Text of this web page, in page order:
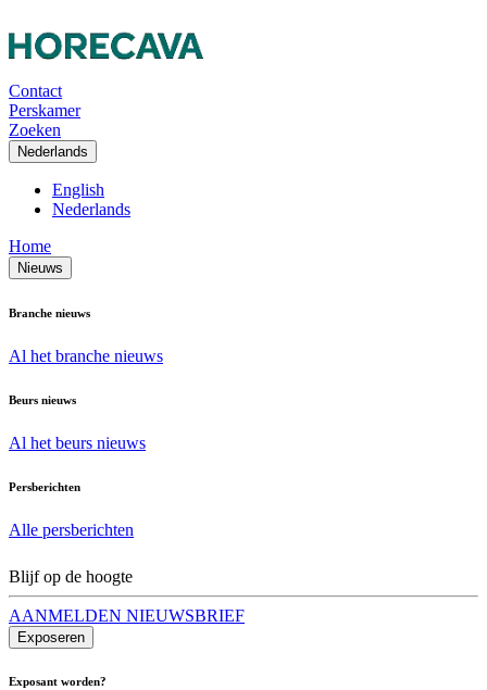
Contact
Perskamer
Zoeken
Nederlands
English
Nederlands
Home
Nieuws
Branche nieuws
Al het branche nieuws
Beurs nieuws
Al het beurs nieuws
Persberichten
Alle persberichten
Blijf op de hoogte
AANMELDEN NIEUWSBRIEF
Exposeren
Exposant worden?